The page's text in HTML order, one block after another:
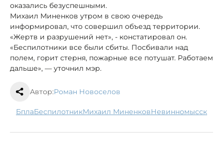
оказались безуспешными.
Михаил Миненков утром в свою очередь
информировал, что совершил объезд территории.
«Жертв и разрушений нет», - констатировал он.
«Беспилотники все были сбиты. Посбивали над
полем, горит стерня, пожарные все потушат. Работаем
дальше», — уточнил мэр.
Автор:Роман Новоселов
бпла беспилотник Михаил Миненков Невинномысск